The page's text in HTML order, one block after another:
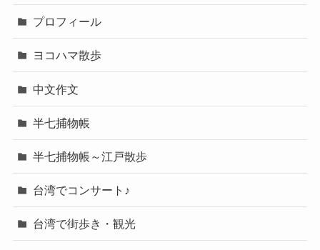
プロフィール
ヨコハマ散歩
中文作文
半七捕物帳
半七捕物帳～江戸散歩
台湾でコンサート♪
台湾で街歩き・観光